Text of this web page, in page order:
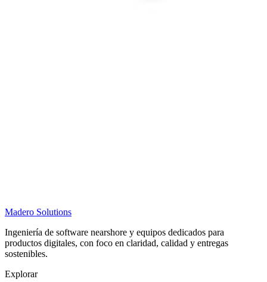
Madero Solutions
Ingeniería de software nearshore y equipos dedicados para
productos digitales, con foco en claridad, calidad y entregas
sostenibles.
Explorar